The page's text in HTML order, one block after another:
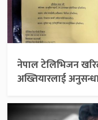
नेपाल टेलिभिजन
अख्तियारलाई